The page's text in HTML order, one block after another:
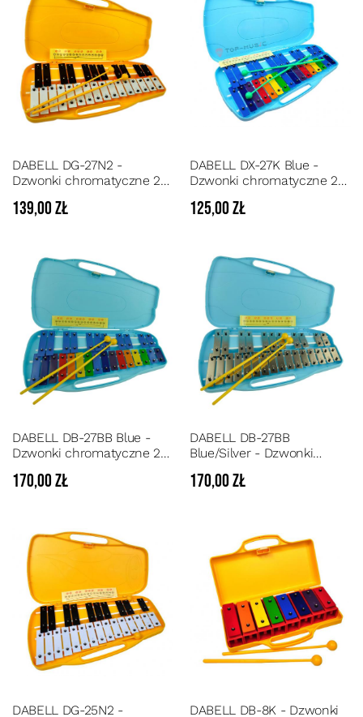
DABELL DG-27N2 -
Dzwonki chromatyczne 27
139,00 zł
DABELL DX-27K Blue -
Dzwonki chromatyczne 27
tworzywa oraz torbą
125,00 zł
DABELL DB-27BB Blue -
Dzwonki chromatyczne 27
tworzywa
170,00 zł
DABELL DB-27BB
Blue/Silver - Dzwonki
170,00 zł
DABELL DG-25N2 - DABELL DB-8K - Dzwonki